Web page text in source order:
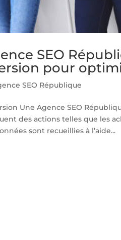
SEO
pour
SEO République
Une Agence SEO
des actions telles que les
sont recueillies à l’aide...